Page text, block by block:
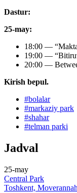
Dastur:
25-may:
18:00 —
19:00 —
20:00 —
Kirish bepul.
#bolalar
#markaziy park
#shahar
#telman parki
Jadval
25-may
Central Park
Toshkent,